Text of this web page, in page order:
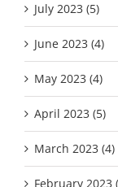
July 2023 (5)
June 2023 (4)
May 2023 (4)
April 2023 (5)
March 2023 (4)
February 2023